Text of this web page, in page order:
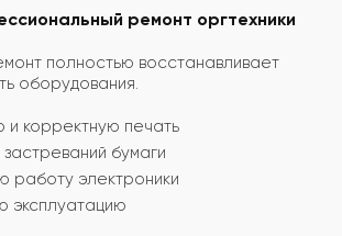
ремонт оргтехники
полностью восстанавливает
оборудования.
и корректную печать
застреваний бумаги
работу электроники
эксплуатацию